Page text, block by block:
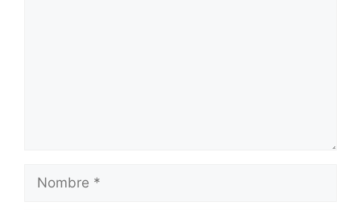
Nombre